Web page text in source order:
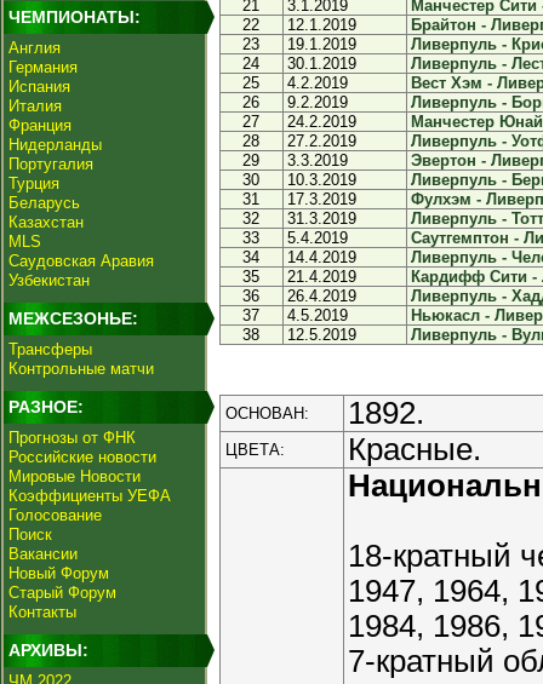
ЧЕМПИОНАТЫ:
Англия
Германия
Испания
Италия
Франция
Нидерланды
Португалия
Турция
Беларусь
Казахстан
MLS
Саудовская Аравия
Узбекистан
МЕЖСЕЗОНЬЕ:
Трансферы
Контрольные матчи
РАЗНОЕ:
Прогнозы от ФНК
Российские новости
Мировые Новости
Коэффициенты УЕФА
Голосование
Поиск
Вакансии
Новый Форум
Старый Форум
Контакты
АРХИВЫ:
21
3.1.2019
Манчестер
22
12.1.2019
Брайтон -
23
19.1.2019
Ливерпуль -
24
30.1.2019
Ливерпуль -
25
4.2.2019
Вест Хэм -
26
9.2.2019
Ливерпуль -
27
24.2.2019
Манчестер
28
27.2.2019
Ливерпуль -
29
3.3.2019
Эвертон -
30
10.3.2019
Ливерпуль -
31
17.3.2019
Фулхэм -
32
31.3.2019
Ливерпуль -
33
5.4.2019
Саутгемптон -
34
14.4.2019
Ливерпуль -
35
21.4.2019
Кардифф Сити -
36
26.4.2019
Ливерпуль -
37
4.5.2019
Ньюкасл -
38
12.5.2019 Ливерпуль -
ОСНОВАН: 1892.
ЦВЕТА: Красные.
18-кратный
1947, 1964,
1984, 1986,
7-кратный